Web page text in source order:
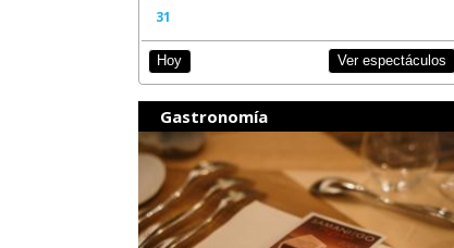
31
Hoy Ver espectáculos
Gastronomía